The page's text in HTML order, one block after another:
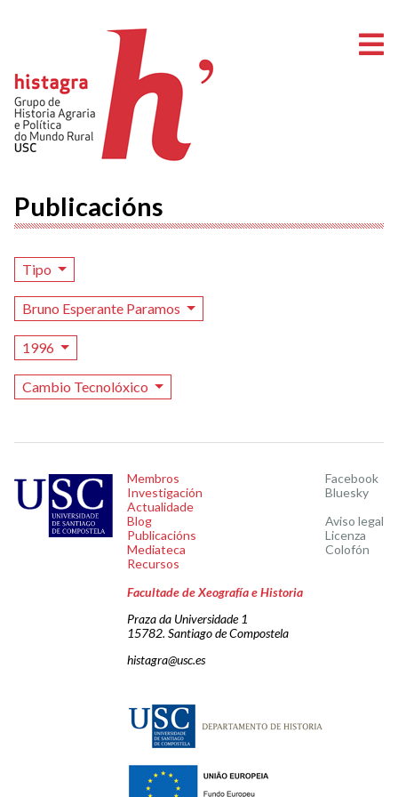
Publicacións
Tipo
Bruno Esperante Paramos
1996
Cambio Tecnolóxico
Membros
Investigación
Actualidade
Blog
Publicacións
Mediateca
Recursos
Facebook
Bluesky
Aviso legal
Licenza
Colofón
Facultade de Xeografía e Historia
Praza da Universidade 1
15782. Santiago de Compostela
histagra@usc.es